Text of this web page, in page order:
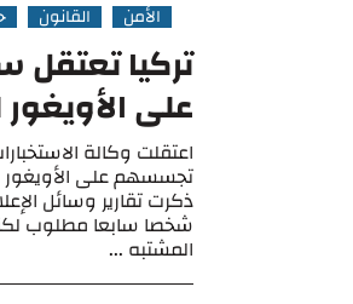
الأمن القانون
تركيا
على
اعتقلت وكالة
تجسسهم على الأويغور
ذكرت تقارير وسائل
شخصا سابعا مطلوب
المشتبه ...